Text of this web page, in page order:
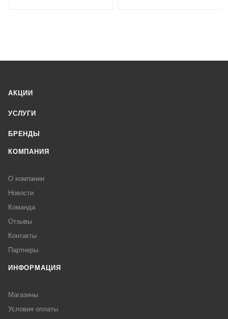
АКЦИИ
УСЛУГИ
БРЕНДЫ
КОМПАНИЯ
О компании
Новости
Команда
Отзывы
Контакты
Партнеры
ИНФОРМАЦИЯ
Магазины
Условия оплаты